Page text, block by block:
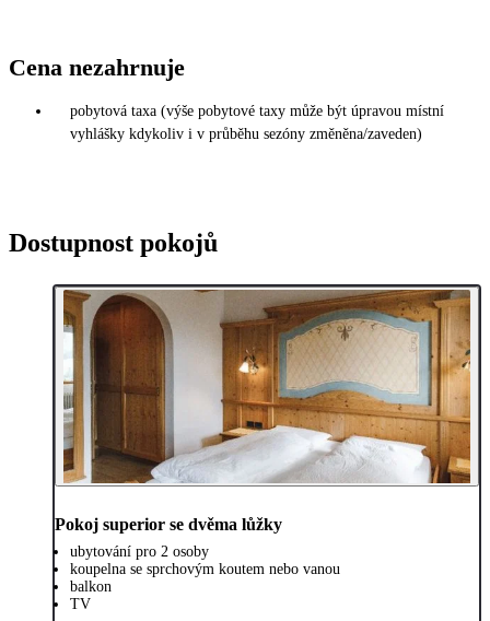
Cena nezahrnuje
pobytová taxa (výše pobytové taxy může být úpravou místní
vyhlášky kdykoliv i v průběhu sezóny změněna/zaveden)
Dostupnost pokojů
Pokoj superior se dvěma lůžky
ubytování pro 2 osoby
koupelna se sprchovým koutem nebo vanou
balkon
TV